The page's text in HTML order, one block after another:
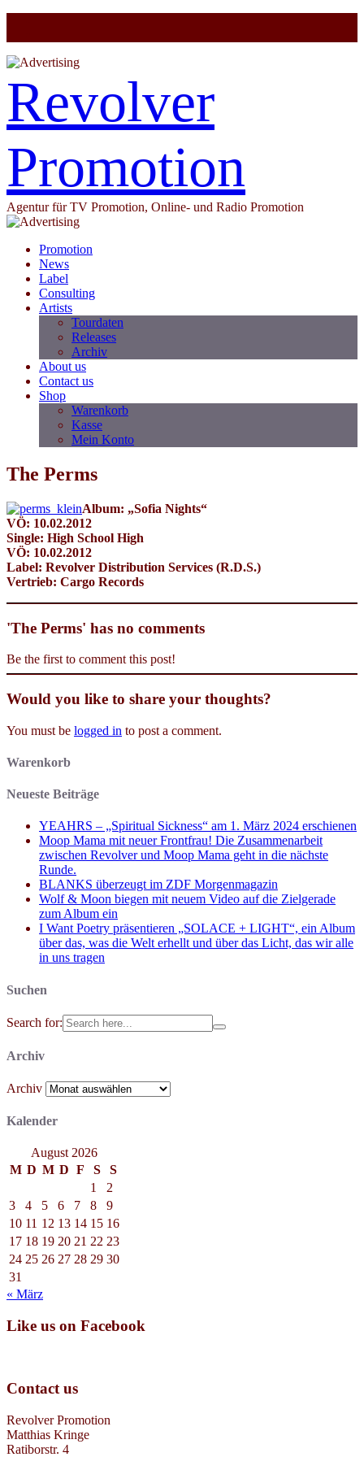
Revolver
Promotion
Agentur für TV Promotion, Online- und Radio Promotion
Promotion
News
Label
Consulting
Artists
Tourdaten
Releases
Archiv
About us
Contact us
Shop
Warenkorb
Kasse
Mein Konto
The Perms
Album: „Sofia Nights“
VÖ: 10.02.2012
Single: High School High
VÖ: 10.02.2012
Label: Revolver Distribution Services (R.D.S.)
Vertrieb: Cargo Records
'The Perms' has no comments
Be the first to comment this post!
Would you like to share your thoughts?
You must be logged in to post a comment.
Warenkorb
Neueste Beiträge
YEAHRS – „Spiritual Sickness“ am 1. März 2024 erschienen
Moop Mama mit neuer Frontfrau! Die Zusammenarbeit
zwischen Revolver und Moop Mama geht in die nächste
Runde.
BLANKS überzeugt im ZDF Morgenmagazin
Wolf & Moon biegen mit neuem Video auf die Zielgerade
zum Album ein
I Want Poetry präsentieren „SOLACE + LIGHT“, ein Album
über das, was die Welt erhellt und über das Licht, das wir alle
in uns tragen
Suchen
Search for:
Archiv
Archiv
Kalender
August 2026
M D M D F S
S
1
2
3
4 5 6 7 8
9
10 11 12 13 14 15 16
17 18 19 20 21 22 23
24 25 26 27 28 29 30
31
« März
Like us on Facebook
Contact us
Revolver Promotion
Matthias Kringe
Ratiborstr. 4